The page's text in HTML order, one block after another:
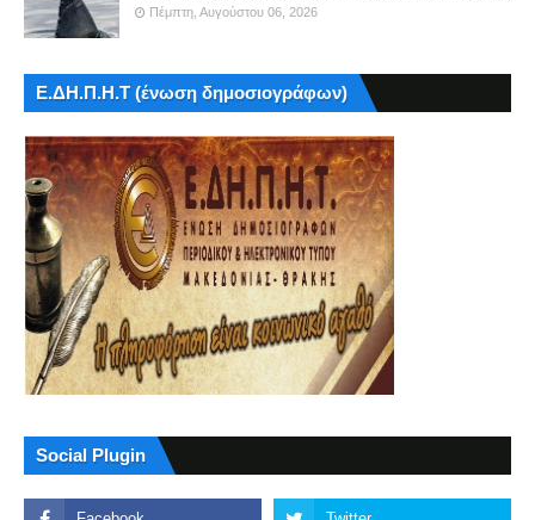
Πέμπτη, Αυγούστου 06, 2026
Ε.ΔΗ.Π.Η.Τ (ένωση δημοσιογράφων)
Social Plugin